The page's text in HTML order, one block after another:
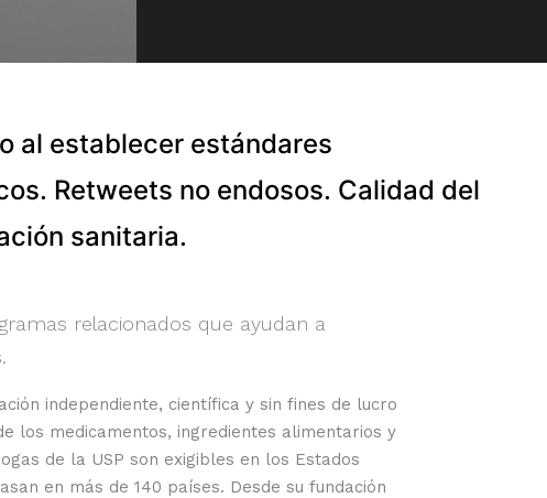
al establecer estándares
Retweets no endosos. Calidad del
sanitaria.
relacionados que ayudan a
independiente, científica y sin fines de lucro
los medicamentos, ingredientes alimentarios y
de la USP son exigibles en los Estados
en más de 140 países. Desde su fundación